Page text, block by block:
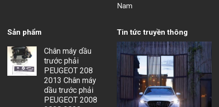
Nam
Sản phẩm
Chân máy dầu
trước phải
PEUGEOT 208
2013 Chân máy
dầu trước phải
PEUGEOT 2008
Tin tức truyền thông